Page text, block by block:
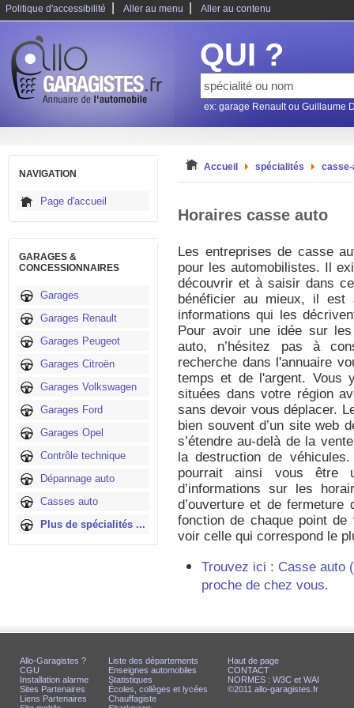
Politique d'accessibilité Aller au menu Aller au contenu
QUI ?
ex: garage Renault ou Guillaume
NAVIGATION
Page d'accueil
GARAGES &
CONCESSIONNAIRES
Garages
Garages Renault
Garages Peugeot
Garages Citroën
Garages Volkswagen
Garages Ford
Garages Opel
Contrôle technique
Dépannage auto
Casses auto
Plus de spécialités ...
Accueil spécialités
Horaires casse auto
Les entreprises de casse
pour les automobilistes. Il
découvrir et à saisir dans
bénéficier au mieux, il est
informations qui les
Pour avoir une idée sur les
auto, n’hésitez pas à
recherche dans l'annuaire
temps et de l'argent. Vous
situées dans votre région
sans devoir vous déplacer.
bien souvent d’un site web
s’étendre au-delà de la
la destruction de
pourrait ainsi vous être
d’informations sur les
d’ouverture et de fermeture
fonction de chaque point
voir celle qui correspond le
Trouvez ici : Casse auto
proche de chez vous.
Allo-Garagistes ?
CGU
Installation alarme
Sites Partenaires
Liens Partenaires
Liste des départements
Enseignes automobiles
Statistiques
Écoles, collèges et lycées
Chauffagiste
Haut de page
CONTACT
NORMES : W3C et WAI
©2011 allo-garagistes.fr